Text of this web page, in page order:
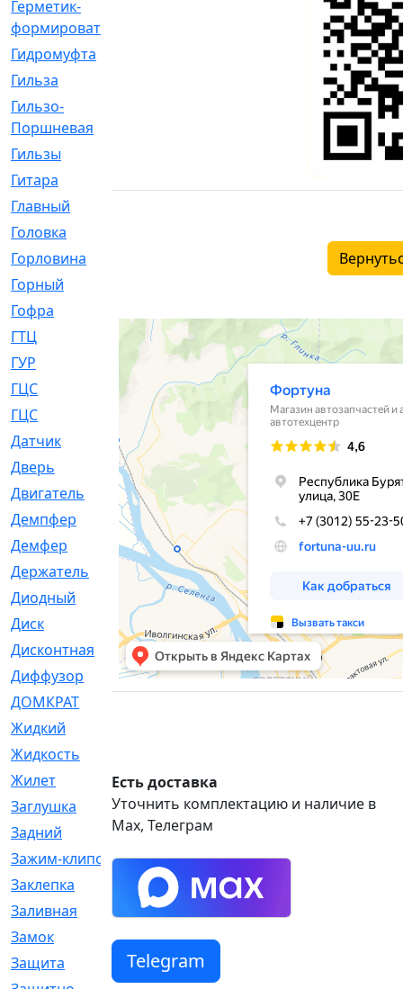
Герметик-
формирователь
Гидромуфта
Гильза
Гильзо-
Поршневая
Гильзы
Гитара
Главный
Головка
Горловина
Горный
Гофра
ГТЦ
[96]
ГУР
[34]
ГЦC
[6]
ГЦС
[74]
Датчик
[969]
Дверь
[249]
Двигатель
[64]
Демпфер
Демфер
[1]
Держатель
[5]
Диодный
[3]
Диск
Дисконтная
[1]
Диффузор
[1]
ДОМКРАТ
Жидкий
Жидкость
Жилет
[1]
Заглушка
[21]
Задний
[528]
Зажим-клипса
[1]
Заклепка
[1]
Заливная
Замок
[12]
Защита
[79]
Есть доставка
Уточнить комплектацию и наличие в
Max, Телеграм
Telegram